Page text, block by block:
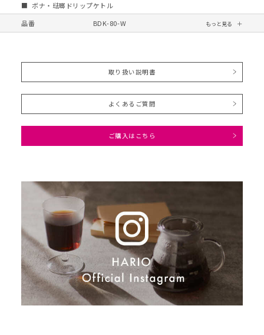
ボナ・琺瑯ドリップケトル
品番
BDK-80-W
取り扱い説明書
よくあるご質問
ご購入はこちら